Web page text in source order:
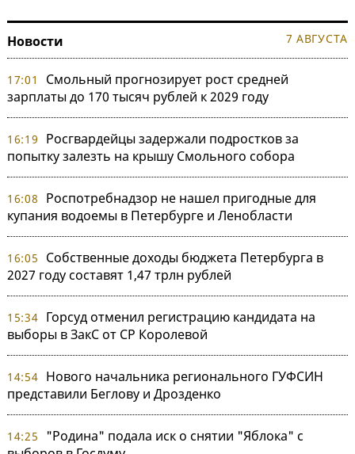
Новости 7 АВГУСТА
17:01
Смольный прогнозирует рост средней
зарплаты до 170 тысяч рублей к 2029 году
16:19
Росгвардейцы задержали подростков за
попытку залезть на крышу Смольного собора
16:08
Роспотребнадзор не нашел пригодные для
купания водоемы в Петербурге и Ленобласти
16:05
Собственные доходы бюджета Петербурга в
2027 году составят 1,47 трлн рублей
15:34 Горсуд отменил регистрацию кандидата на
выборы в ЗакС от СР Королевой
14:54 Нового начальника регионального ГУФСИН
представили Беглову и Дрозденко
14:25
"Родина" подала иск о снятии "Яблока" с